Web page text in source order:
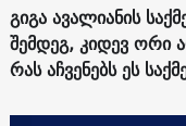
გიგა ავალიანის
შემდეგ, კიდევ ორი
რას აჩვენებს ეს